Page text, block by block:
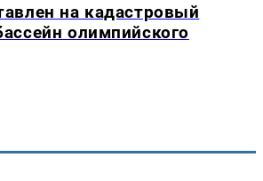
на кадастровый
олимпийского